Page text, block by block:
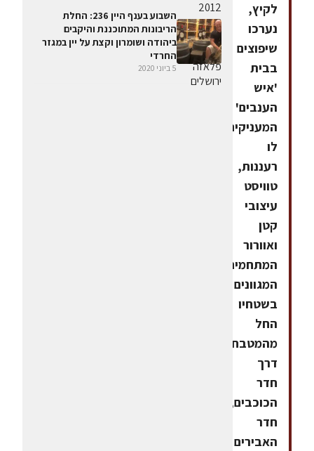
לקיץ,
נערכו
שיפוצים
בבית
'איש
הענבים'
המעניקים
לו
רעננות,
טוויסט
עיצובי
קטן
ואוורור
המתחמים
המגוונים
בשטחיו
החל
מהמטבח,
דרך
חדר
הכוכבים,
חדר
האבירים
השבוע בענף היין 236: החלת
הריבונות המתוכננת והיקבים
ביהודה ושומרון וקצת על יין במגזר
החרדי
5 ביוני 2020